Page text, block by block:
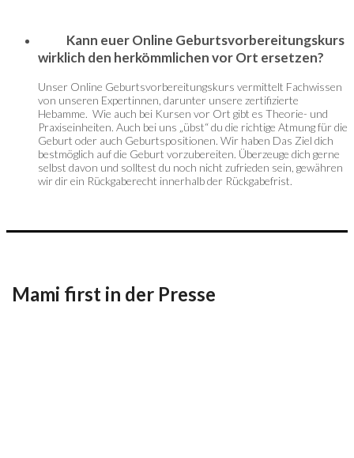
Kann euer Online Geburtsvorbereitungskurs
wirklich den herkömmlichen vor Ort ersetzen?
Unser Online Geburtsvorbereitungskurs vermittelt Fachwissen
von unseren Expertinnen, darunter unsere zertifizierte
Hebamme. Wie auch bei Kursen vor Ort gibt es Theorie- und
Praxiseinheiten. Auch bei uns „übst“ du die richtige Atmung für die
Geburt oder auch Geburtspositionen. Wir haben Das Ziel dich
bestmöglich auf die Geburt vorzubereiten. Überzeuge dich gerne
selbst davon und solltest du noch nicht zufrieden sein, gewähren
wir dir ein Rückgaberecht innerhalb der Rückgabefrist.
Mami first in der Presse